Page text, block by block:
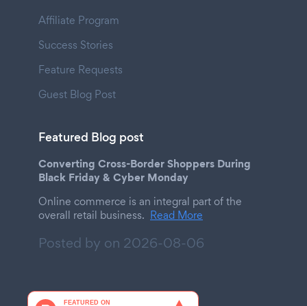
Affiliate Program
Success Stories
Feature Requests
Guest Blog Post
Featured Blog post
Converting Cross-Border Shoppers During
Black Friday & Cyber Monday
Online commerce is an integral part of the
overall retail business. Read More
Posted by on 2026-08-06